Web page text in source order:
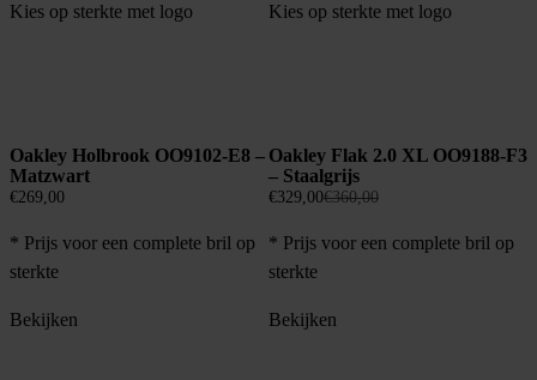
Kies op sterkte met logo
Oakley Holbrook OO9102-E8 –
Matzwart
€269,00
* Prijs voor een complete bril op
sterkte
Bekijken
Kies op sterkte met logo
Oakley Flak 2.0 XL OO9188-F3
– Staalgrijs
€360,00
Oorspronkelijke
was:
€360,00.
€329,00
Huidige
is:
€329,00.
* Prijs voor een complete bril op
sterkte
Bekijken